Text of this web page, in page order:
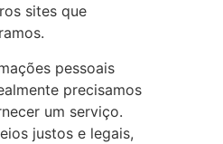
sites que
pessoais
precisamos
um serviço.
justos e legais,